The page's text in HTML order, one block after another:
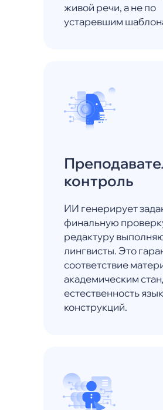
живой речи, а не по
устаревшим
контроль
ИИ генерирует
финальную
редактуру
лингвисты. Это
соответствие
академическим
естественность
конструкций.